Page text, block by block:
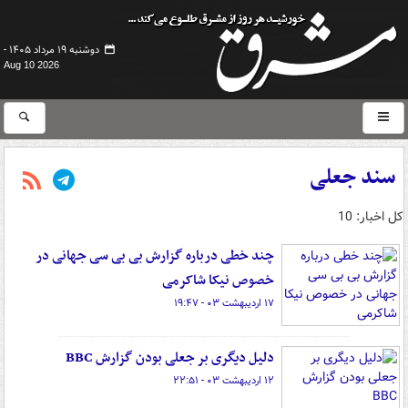
دوشنبه ۱۹ مرداد ۱۴۰۵ -
Aug 10 2026
سند جعلی
کل اخبار: 10
چند خطی درباره گزارش بی بی سی جهانی در
خصوص نیکا شاکرمی
۱۷ اردیبهشت ۰۳ - ۱۹:۴۷
دلیل دیگری بر جعلی بودن گزارش BBC
۱۲ اردیبهشت ۰۳ - ۲۲:۵۱